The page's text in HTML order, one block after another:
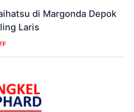
di Margonda Depok
Laris